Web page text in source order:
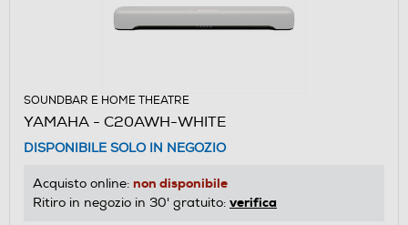
SOUNDBAR E HOME THEATRE
YAMAHA - C20AWH-WHITE
DISPONIBILE SOLO IN NEGOZIO
Acquisto online: non disponibile
Ritiro in negozio in 30' gratuito: verifica